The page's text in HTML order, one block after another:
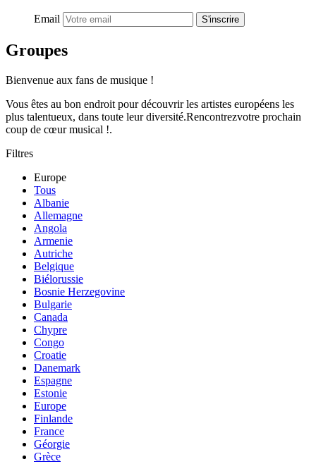
Email S'inscrire
Groupes
Bienvenue aux fans de musique !
Vous êtes au bon endroit pour découvrir les artistes européens les
plus talentueux, dans toute leur diversité.Rencontrezvotre prochain
coup de cœur musical !.
Filtres
Europe
Tous
Albanie
Allemagne
Angola
Armenie
Autriche
Belgique
Biélorussie
Bosnie Herzegovine
Bulgarie
Canada
Chypre
Congo
Croatie
Danemark
Espagne
Estonie
Europe
Finlande
France
Géorgie
Grèce